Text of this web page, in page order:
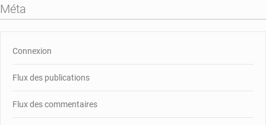
Méta
Connexion
Flux des publications
Flux des commentaires